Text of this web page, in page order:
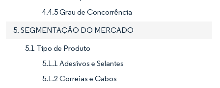
4.4.5 Grau de Concorrência
5. SEGMENTAÇÃO DO MERCADO
5.1 Tipo de Produto
5.1.1 Adesivos e Selantes
5.1.2 Correias e Cabos